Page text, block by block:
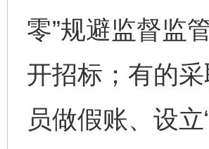
零”规避监督监
开招标；有的
员做假账、设